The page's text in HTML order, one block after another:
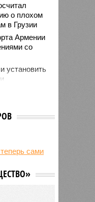
о плохом
в Грузии
Армении
со
установить
в Сеуте
причины
с
на